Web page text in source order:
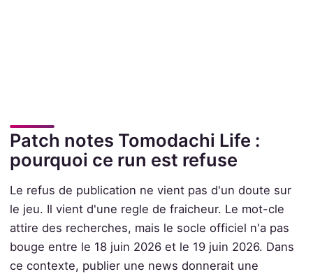
Patch notes Tomodachi Life :
pourquoi ce run est refuse
Le refus de publication ne vient pas d'un doute sur
le jeu. Il vient d'une regle de fraicheur. Le mot-cle
attire des recherches, mais le socle officiel n'a pas
bouge entre le 18 juin 2026 et le 19 juin 2026. Dans
ce contexte, publier une news donnerait une